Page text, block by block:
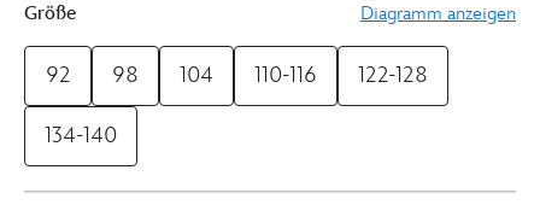
Größe
Diagramm anzeigen
92 98 104 110-116 122-128
134-140